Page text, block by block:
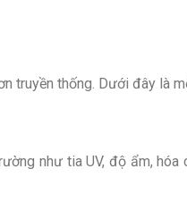
truyền thống. Dưới đây là
như tia UV, độ ẩm, hóa